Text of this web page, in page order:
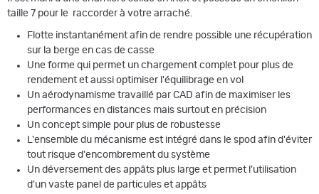
taille 7 pour le raccorder à votre arraché.
Flotte instantanément afin de rendre possible une récupération
sur la berge en cas de casse
Une forme qui permet un chargement complet pour plus de
rendement et aussi optimiser l'équilibrage en vol
Un aérodynamisme travaillé par CAD afin de maximiser les
performances en distances mais surtout en précision
Un concept simple pour plus de robustesse
L'ensemble du mécanisme est intégré dans le spod afin d'éviter
tout risque d'encombrement du système
Un déversement des appâts plus large et permet l'utilisation
d'un vaste panel de particules et appâts